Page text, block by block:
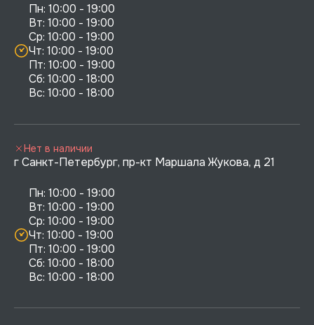
Пн: 10:00 - 19:00
Вт: 10:00 - 19:00
Ср: 10:00 - 19:00
Чт: 10:00 - 19:00
Пт: 10:00 - 19:00
Сб: 10:00 - 18:00
г Санкт-Петербург, пр-кт Маршала Жукова, д 21
Пн: 10:00 - 19:00
Вт: 10:00 - 19:00
Ср: 10:00 - 19:00
Чт: 10:00 - 19:00
Пт: 10:00 - 19:00
Сб: 10:00 - 18:00
Нет в наличии